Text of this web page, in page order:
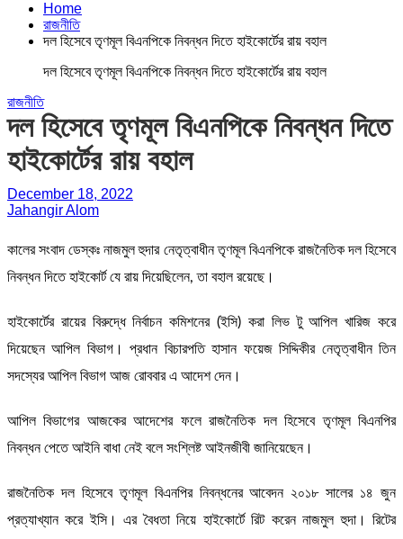
Home
রাজনীতি
দল হিসেবে তৃণমূল বিএনপিকে নিবন্ধন দিতে হাইকোর্টের রায় বহাল
দল হিসেবে তৃণমূল বিএনপিকে নিবন্ধন দিতে হাইকোর্টের রায় বহাল
রাজনীতি
দল হিসেবে তৃণমূল বিএনপিকে নিবন্ধন দিতে
হাইকোর্টের রায় বহাল
December 18, 2022
Jahangir Alom
কালের সংবাদ ডেস্কঃ নাজমুল হুদার নেতৃত্বাধীন তৃণমূল বিএনপিকে রাজনৈতিক দল হিসেবে
নিবন্ধন দিতে হাইকোর্ট যে রায় দিয়েছিলেন, তা বহাল রয়েছে।
হাইকোর্টের রায়ের বিরুদ্ধে নির্বাচন কমিশনের (ইসি) করা লিভ টু আপিল খারিজ করে
দিয়েছেন আপিল বিভাগ। প্রধান বিচারপতি হাসান ফয়েজ সিদ্দিকীর নেতৃত্বাধীন তিন
সদস্যের আপিল বিভাগ আজ রোববার এ আদেশ দেন।
আপিল বিভাগের আজকের আদেশের ফলে রাজনৈতিক দল হিসেবে তৃণমূল বিএনপির
নিবন্ধন পেতে আইনি বাধা নেই বলে সংশ্লিষ্ট আইনজীবী জানিয়েছেন।
রাজনৈতিক দল হিসেবে তৃণমূল বিএনপির নিবন্ধনের আবেদন ২০১৮ সালের ১৪ জুন
প্রত্যাখ্যান করে ইসি। এর বৈধতা নিয়ে হাইকোর্টে রিট করেন নাজমুল হুদা। রিটের